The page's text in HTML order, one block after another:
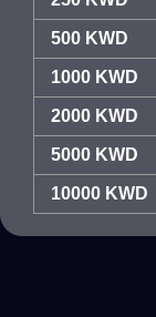
500 KWD
1000 KWD
2000 KWD
5000 KWD
10000 KWD